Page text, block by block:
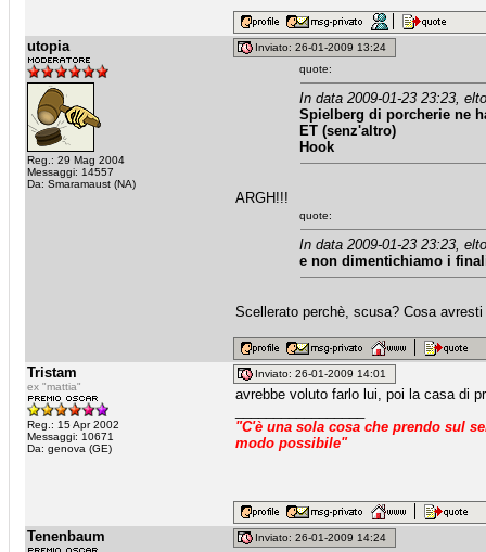
utopia
Reg.: 29 Mag 2004
Messaggi: 14557
Da: Smaramaust (NA)
Inviato: 26-01-2009 13:24
quote:
In data 2009-01-23 23:23,
Spielberg di porcherie ne
ET (senz'altro)
Hook
ARGH!!!
quote:
In data 2009-01-23 23:23,
e non dimentichiamo i
Scellerato perchè, scusa? Cosa
Tristam
ex "mattia"
Reg.: 15 Apr 2002
Messaggi: 10671
Da: genova (GE)
Inviato: 26-01-2009 14:01
avrebbe voluto farlo lui, poi la casa di
"C'è una sola cosa che prendo sul
modo possibile"
Tenenbaum
Inviato: 26-01-2009 14:24